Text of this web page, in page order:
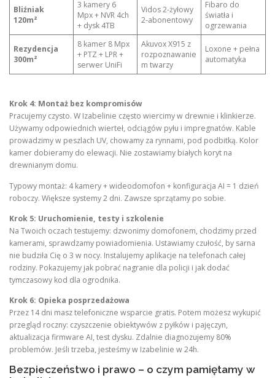
Bliźniak
120m²
3 kamery 6
Mpx + NVR 4ch
+ dysk 4TB
Vidos 2-żyłowy
2-abonentowy
Fibaro do
światła i
ogrzewania
Rezydencja
300m²
8 kamer 8 Mpx
+ PTZ + LPR +
serwer UniFi
Akuvox X915 z
rozpoznawanie
m twarzy
Loxone + pełna
automatyka
Krok 4: Montaż bez kompromisów
Pracujemy czysto. W Izabelinie często wiercimy w drewnie i klinkierze.
Używamy odpowiednich wierteł, odciągów pyłu i impregnatów. Kable
prowadzimy w peszlach UV, chowamy za rynnami, pod podbitką. Kolor
kamer dobieramy do elewacji. Nie zostawiamy białych koryt na
drewnianym domu.
Typowy montaż: 4 kamery + wideodomofon + konfiguracja AI = 1 dzień
roboczy. Większe systemy 2 dni. Zawsze sprzątamy po sobie.
Krok 5: Uruchomienie, testy i szkolenie
Na Twoich oczach testujemy: dzwonimy domofonem, chodzimy przed
kamerami, sprawdzamy powiadomienia. Ustawiamy czułość, by sarna
nie budziła Cię o 3 w nocy. Instalujemy aplikacje na telefonach całej
rodziny. Pokazujemy jak pobrać nagranie dla policji i jak dodać
tymczasowy kod dla ogrodnika.
Krok 6: Opieka posprzedażowa
Przez 14 dni masz telefoniczne wsparcie gratis. Potem możesz wykupić
przegląd roczny: czyszczenie obiektywów z pyłków i pajęczyn,
aktualizacja firmware AI, test dysku. Zdalnie diagnozujemy 80%
problemów. Jeśli trzeba, jesteśmy w Izabelinie w 24h.
Bezpieczeństwo i prawo – o czym pamiętamy w